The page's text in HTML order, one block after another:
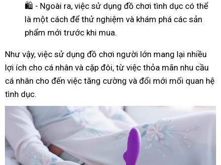
🛍️ - Ngoài ra, việc sử dụng đồ chơi tình dục có thể
là một cách để thử nghiệm và khám phá các sản
phẩm mới trước khi mua.
Như vậy, việc sử dụng đồ chơi người lớn mang lại nhiều
lợi ích cho cá nhân và cặp đôi, từ việc thỏa mãn nhu cầu
cá nhân cho đến việc tăng cường và đổi mới mối quan hệ
tình dục.